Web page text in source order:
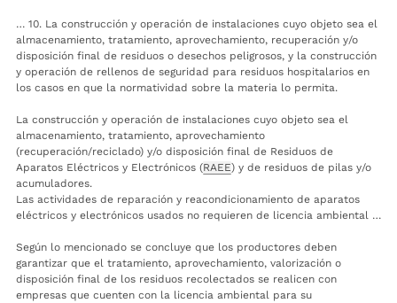
… 10. La construcción y operación de instalaciones cuyo objeto sea el
almacenamiento, tratamiento, aprovechamiento, recuperación y/o
disposición final de residuos o desechos peligrosos, y la construcción
y operación de rellenos de seguridad para residuos hospitalarios en
los casos en que la normatividad sobre la materia lo permita.
La construcción y operación de instalaciones cuyo objeto sea el
almacenamiento, tratamiento, aprovechamiento
(recuperación/reciclado) y/o disposición final de Residuos de
Aparatos Eléctricos y Electrónicos (RAEE) y de residuos de pilas y/o
acumuladores.
Las actividades de reparación y reacondicionamiento de aparatos
eléctricos y electrónicos usados no requieren de licencia ambiental …
Según lo mencionado se concluye que los productores deben
garantizar que el tratamiento, aprovechamiento, valorización o
disposición final de los residuos recolectados se realicen con
empresas que cuenten con la licencia ambiental para su